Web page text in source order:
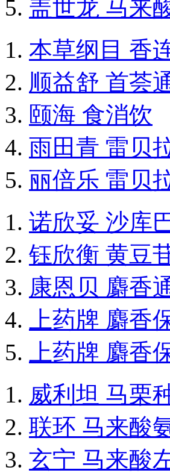
盖世龙 马来
本草纲目 香
顺益舒 首荟
颐海 食消饮
雨田青 雷贝
丽倍乐 雷贝
诺欣妥 沙库
钰欣衡 黄豆
康恩贝 麝香
上药牌 麝香
上药牌 麝香
威利坦 马栗
联环 马来酸
玄宁 马来酸